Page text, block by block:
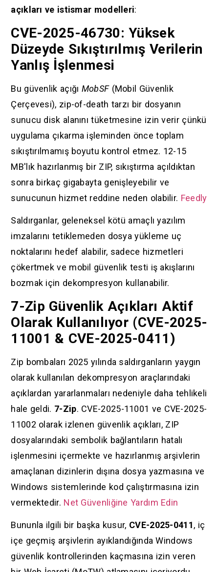
açıkları ve istismar modelleri:
CVE-2025-46730: Yüksek
Düzeyde Sıkıştırılmış Verilerin
Yanlış İşlenmesi
Bu güvenlik açığı MobSF(Mobil Güvenlik
Çerçevesi), zip-of-death tarzı bir dosyanın
sunucu disk alanını tüketmesine izin verir çünkü
uygulama çıkarma işleminden önce toplam
sıkıştırılmamış boyutu kontrol etmez. 12-15
MB'lık hazırlanmış bir ZIP, sıkıştırma açıldıktan
sonra birkaç gigabayta genişleyebilir ve
sunucunun hizmet reddine neden olabilir. Feedly
Saldırganlar, geleneksel kötü amaçlı yazılım
imzalarını tetiklemeden dosya yükleme uç
noktalarını hedef alabilir, sadece hizmetleri
çökertmek ve mobil güvenlik testi iş akışlarını
bozmak için dekompresyon kullanabilir.
7-Zip Güvenlik Açıkları Aktif
Olarak Kullanılıyor (CVE-2025-
11001 & CVE-2025-0411)
Zip bombaları 2025 yılında saldırganların yaygın
olarak kullanılan dekompresyon araçlarındaki
açıklardan yararlanmaları nedeniyle daha tehlikeli
hale geldi. 7-Zip. CVE-2025-11001 ve CVE-2025-
11002 olarak izlenen güvenlik açıkları, ZIP
dosyalarındaki sembolik bağlantıların hatalı
işlenmesini içermekte ve hazırlanmış arşivlerin
amaçlanan dizinlerin dışına dosya yazmasına ve
Windows sistemlerinde kod çalıştırmasına izin
vermektedir. Net Güvenliğine Yardım Edin
Bununla ilgili bir başka kusur, CVE-2025-0411, iç
içe geçmiş arşivlerin ayıklandığında Windows
güvenlik kontrollerinden kaçmasına izin veren